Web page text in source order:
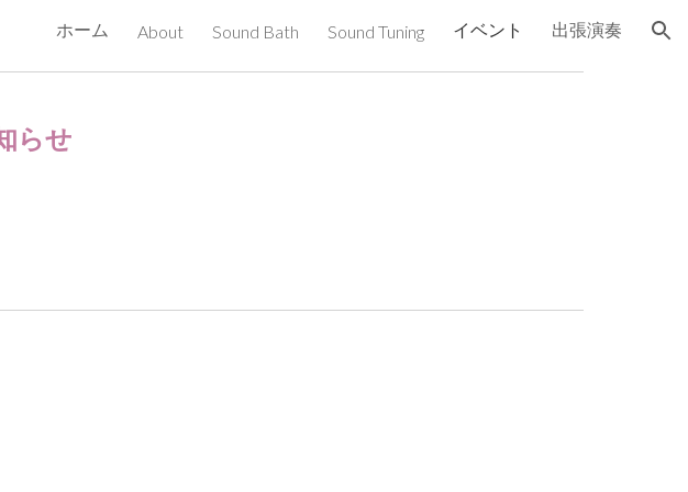
Skip to navigation
ホーム About Sound Bath Sound Tuning イベント 出張演奏
らせ